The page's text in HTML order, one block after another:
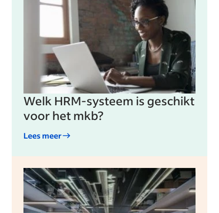
Welk HRM-systeem is geschikt
voor het mkb?
Lees meer